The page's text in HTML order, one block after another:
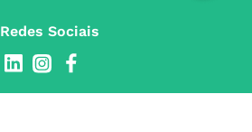
Redes Sociais